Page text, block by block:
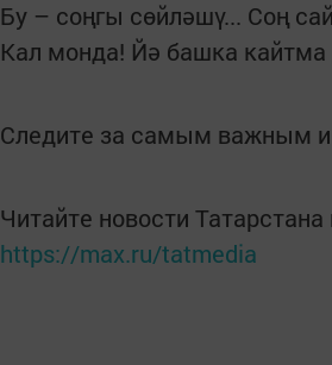
Бу – соңгы сөйләшү... Соң
Кал монда! Йә башка кайтма
Следите за самым важным
Читайте новости
https://max.ru/tatmedia